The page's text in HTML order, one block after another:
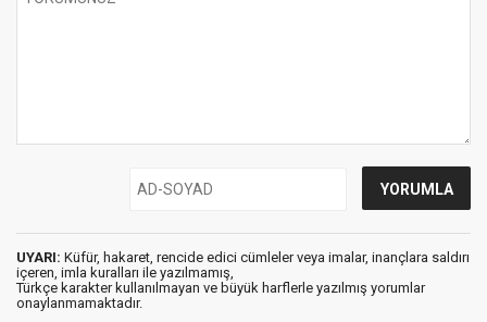
UYARI: Küfür, hakaret, rencide edici cümleler veya imalar, inançlara saldırı
içeren, imla kuralları ile yazılmamış,
Türkçe karakter kullanılmayan ve büyük harflerle yazılmış yorumlar
onaylanmamaktadır.